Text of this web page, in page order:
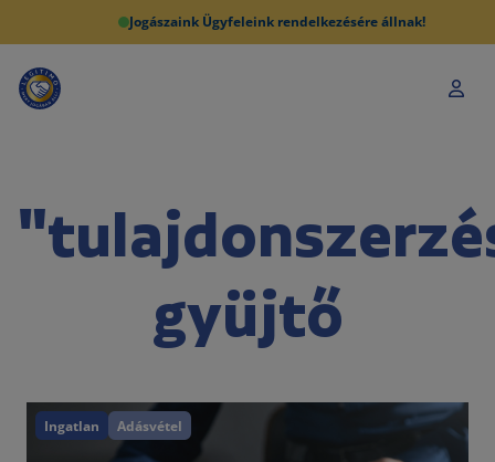
Jogászaink Ügyfeleink rendelkezésére állnak!
gyüjtő
Ingatlan Adásvétel